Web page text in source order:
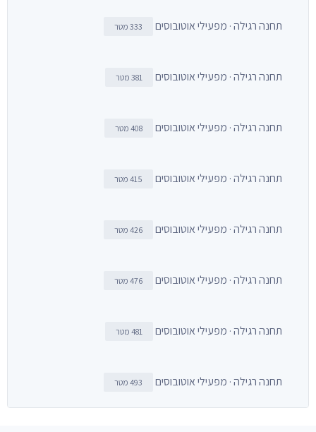
תחנה רגילה · מפעילי אוטובוסים 333 מטר
תחנה רגילה · מפעילי אוטובוסים 381 מטר
תחנה רגילה · מפעילי אוטובוסים 408 מטר
תחנה רגילה · מפעילי אוטובוסים 415 מטר
תחנה רגילה · מפעילי אוטובוסים 426 מטר
תחנה רגילה · מפעילי אוטובוסים 476 מטר
תחנה רגילה · מפעילי אוטובוסים 481 מטר
תחנה רגילה · מפעילי אוטובוסים 493 מטר